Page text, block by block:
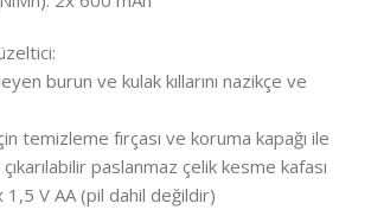
burun ve kulak kıllarını nazikçe ve
temizleme fırçası ve koruma kapağı ile
paslanmaz çelik kesme kafası
1,5 V AA (pil dahil değildir)